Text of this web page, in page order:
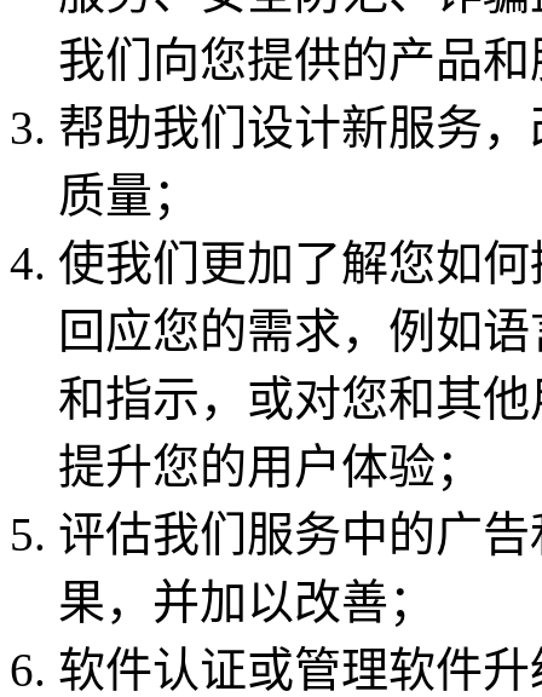
我们向您提供的产品
帮助我们设计新服务
质量；
使我们更加了解您如
回应您的需求，例如
和指示，或对您和其
提升您的用户体验；
评估我们服务中的广
果，并加以改善；
软件认证或管理软件升